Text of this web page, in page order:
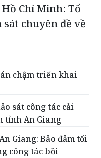
Chí Minh: Tổ
chuyên đề về
chậm triển khai
sát công tác cải
tỉnh An Giang
Giang: Bảo đảm tối
công tác bồi